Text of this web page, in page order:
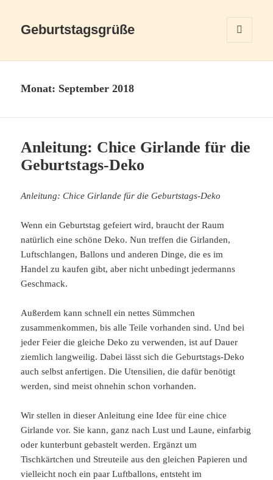
Geburtstagsgrüße
WIDGETS
Monat: September 2018
Anleitung: Chice Girlande für die
Geburtstags-Deko
Anleitung: Chice Girlande für die Geburtstags-Deko
Wenn ein Geburtstag gefeiert wird, braucht der Raum
natürlich eine schöne Deko. Nun treffen die Girlanden,
Luftschlangen, Ballons und anderen Dinge, die es im
Handel zu kaufen gibt, aber nicht unbedingt jedermanns
Geschmack.
Außerdem kann schnell ein nettes Sümmchen
zusammenkommen, bis alle Teile vorhanden sind. Und bei
jeder Feier die gleiche Deko zu verwenden, ist auf Dauer
ziemlich langweilig. Dabei lässt sich die Geburtstags-Deko
auch selbst anfertigen. Die Utensilien, die dafür benötigt
werden, sind meist ohnehin schon vorhanden.
Wir stellen in dieser Anleitung eine Idee für eine chice
Girlande vor. Sie kann, ganz nach Lust und Laune, einfarbig
oder kunterbunt gebastelt werden. Ergänzt um
Tischkärtchen und Streuteile aus den gleichen Papieren und
vielleicht noch ein paar Luftballons, entsteht im